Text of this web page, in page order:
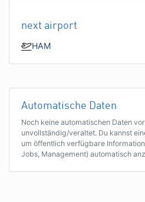
next airport
HAM
Automatische Daten
Noch keine automatischen Daten
unvollständig/veraltet. Du kannst
um öffentlich verfügbare
Jobs, Management) automatisch